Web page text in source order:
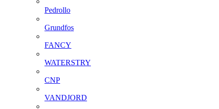
Pedrollo
Grundfos
FANCY
WATERSTRY
CNP
VANDJORD